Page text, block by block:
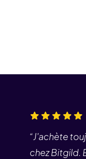
“J'achète
chez Bitgild.